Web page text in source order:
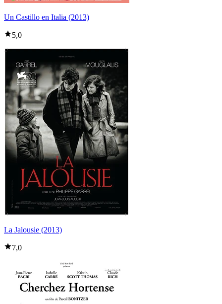
Un Castillo en Italia (2013)
5,0
La Jalousie (2013)
7,0